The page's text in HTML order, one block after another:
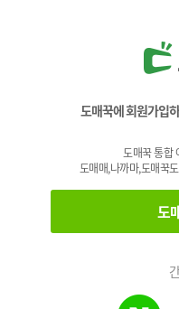
도매꾹에 회원가입
도매꾹 통합
도매매,나까마,도매꾹
도